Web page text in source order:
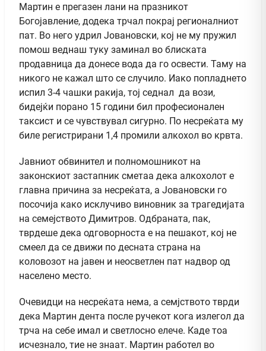
Мартин е прегазен лани на празникот
Богојавление, додека трчал покрај регионалниот
пат. Во него удрил Јовановски, кој не му пружил
помош веднаш туку заминал во блиската
продавница да донесе вода да го освести. Таму на
никого не кажал што се случило. Иако попладнето
испил 3-4 чашки ракија, тој седнал да вози,
бидејќи порано 15 години бил професионален
таксист и се чувствувал сигурно. По несреќата му
биле регистрирани 1,4 промили алкохол во крвта.
Јавниот обвинител и полномошникот на
законскиот застапник сметаа дека алкохолот е
главна причина за несреќата, а Јовановски го
посочија како исклучиво виновник за трагедијата
на семејството Димитров. Одбраната, пак,
тврдеше дека одговорноста е на пешакот, кој не
смеел да се движи по десната страна на
коловозот на јавен и неосветлен пат надвор од
населено место.
Очевидци на несреќата нема, а семјството тврди
дека Мартин дента после ручекот кога излегол да
трча на себе имал и светлосно елече. Каде тоа
исчезнало, тие не знаат. Мартин работел во